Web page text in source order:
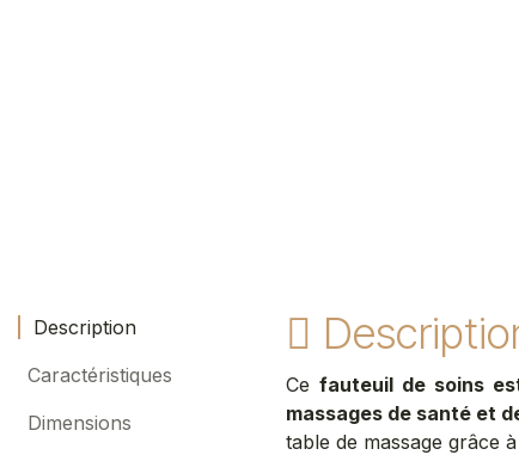
Description
Caractéristiques
Dimensions
Cefauteuil de soins
massages de santé et
table de massage grâce